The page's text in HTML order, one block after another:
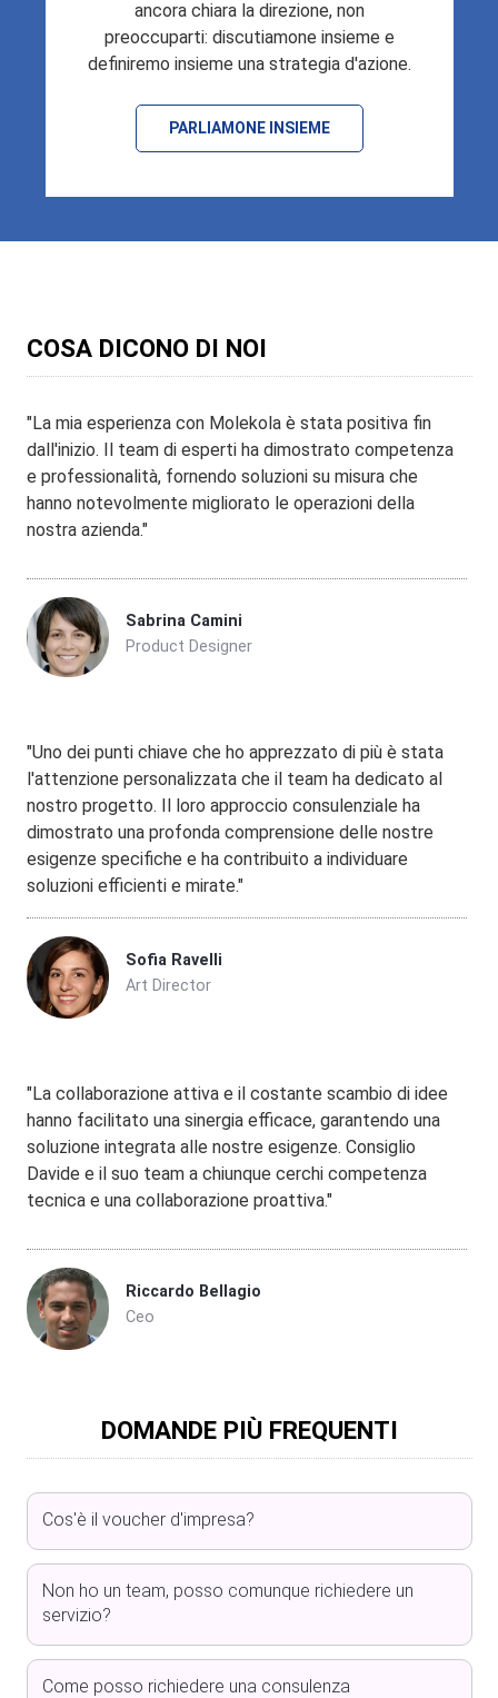
ancora chiara la direzione, non
preoccuparti: discutiamone insieme e
definiremo insieme una strategia d'azione.
PARLIAMONE INSIEME
COSA DICONO DI NOI
"La mia esperienza con Molekola è stata positiva fin
dall'inizio. Il team di esperti ha dimostrato competenza
e professionalità, fornendo soluzioni su misura che
hanno notevolmente migliorato le operazioni della
nostra azienda."
Sabrina Camini
Product Designer
"Uno dei punti chiave che ho apprezzato di più è stata
l'attenzione personalizzata che il team ha dedicato al
nostro progetto. Il loro approccio consulenziale ha
dimostrato una profonda comprensione delle nostre
esigenze specifiche e ha contribuito a individuare
soluzioni efficienti e mirate."
Sofia Ravelli
Art Director
"La collaborazione attiva e il costante scambio di idee
hanno facilitato una sinergia efficace, garantendo una
soluzione integrata alle nostre esigenze. Consiglio
Davide e il suo team a chiunque cerchi competenza
tecnica e una collaborazione proattiva."
Riccardo Bellagio
Ceo
DOMANDE PIÙ FREQUENTI
Cos'è il voucher d'impresa?
Non ho un team, posso comunque richiedere un
servizio?
Come posso richiedere una consulenza